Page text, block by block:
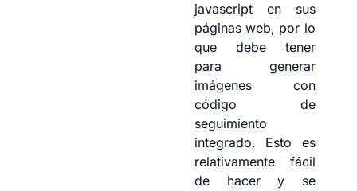
javascript en sus
páginas web, por lo
que debe tener
para generar
imágenes con
código de
seguimiento
integrado. Esto es
relativamente fácil
de hacer y se